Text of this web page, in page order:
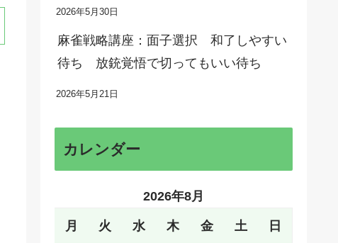
2026年5月30日
麻雀戦略講座：面子選択 和了しやすい
待ち 放銃覚悟で切ってもいい待ち
2026年5月21日
カレンダー
2026年8月
月 火 水 木 金 土 日